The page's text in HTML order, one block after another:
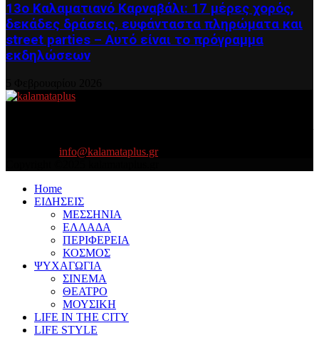
13ο Καλαματιανό Καρναβάλι: 17 μέρες χορός,
δεκάδες δράσεις, ευφάνταστα πληρώματα και
street parties – Αυτό είναι το πρόγραμμα
εκδηλώσεων
info@kalamataplus.gr
Home
ΕΙΔΗΣΕΙΣ
ΜΕΣΣΗΝΙΑ
ΕΛΛΑΔΑ
ΠΕΡΙΦΕΡΕΙΑ
ΚΟΣΜΟΣ
ΨΥΧΑΓΩΓΙΑ
ΣΙΝΕΜΑ
ΘΕΑΤΡΟ
ΜΟΥΣΙΚΗ
LIFE IN THE CITY
LIFE STYLE